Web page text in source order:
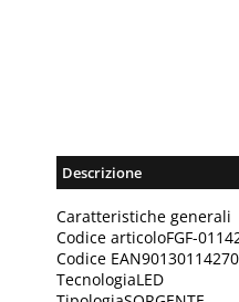
Descrizione
Caratteristiche generali
Codice articoloFGF-
Codice
TecnologiaLED